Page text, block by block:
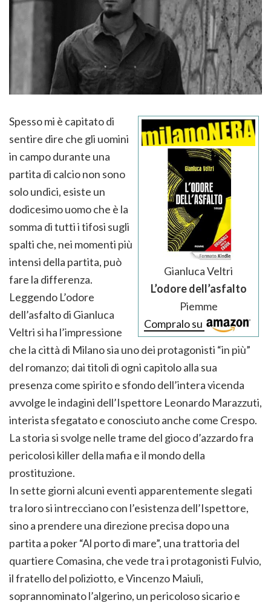
Gianluca Veltri
L’odore dell’asfalto
Piemme
Compralo su
Spesso mi è capitato di
sentire dire che gli uomini
in campo durante una
partita di calcio non sono
solo undici, esiste un
dodicesimo uomo che è la
somma di tutti i tifosi sugli
spalti che, nei momenti più
intensi della partita, può
fare la differenza.
Leggendo L’odore
dell’asfalto di Gianluca
Veltri si ha l’impressione
che la città di Milano sia uno dei protagonisti “in più”
del romanzo; dai titoli di ogni capitolo alla sua
presenza come spirito e sfondo dell’intera vicenda
avvolge le indagini dell’Ispettore Leonardo Marazzuti,
interista sfegatato e conosciuto anche come Crespo.
La storia si svolge nelle trame del gioco d’azzardo fra
pericolosi killer della mafia e il mondo della
prostituzione.
In sette giorni alcuni eventi apparentemente slegati
tra loro si intrecciano con l’esistenza dell’Ispettore,
sino a prendere una direzione precisa dopo una
partita a poker “Al porto di mare”, una trattoria del
quartiere Comasina, che vede tra i protagonisti Fulvio,
il fratello del poliziotto, e Vincenzo Maiuli,
soprannominato l’algerino, un pericoloso sicario e